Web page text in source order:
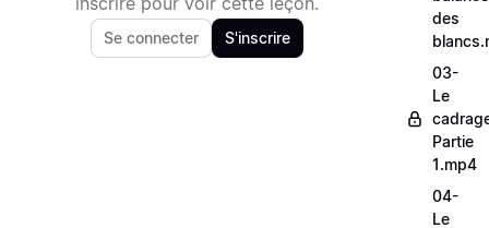
Se connecter S'inscrire
des
03-
Le
Partie
1.mp4
04-
Le